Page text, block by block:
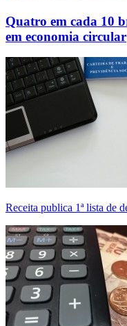
Quatro em cada 10
em economia circular
Receita publica 1ª lista de